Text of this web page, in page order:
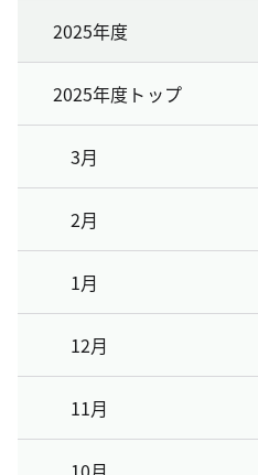
2025年度
2025年度トップ
3月
2月
1月
12月
11月